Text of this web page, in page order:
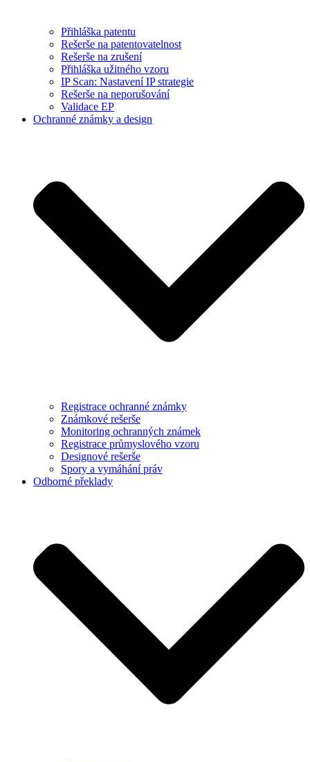
Přihláška patentu
Rešerše na patentovatelnost
Rešerše na zrušení
Přihláška užitného vzoru
IP Scan: Nastavení IP strategie
Rešerše na neporušování
Validace EP
Ochranné známky a design
Registrace ochranné známky
Známkové rešerše
Monitoring ochranných známek
Registrace průmyslového vzoru
Designové rešerše
Spory a vymáhání práv
Odborné překlady